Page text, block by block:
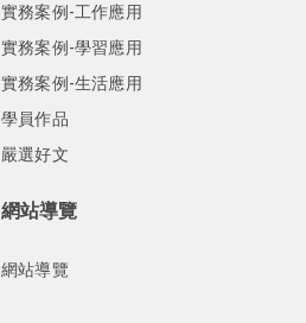
實務案例-工作應用
實務案例-學習應用
實務案例-生活應用
學員作品
嚴選好文
網站導覽
網站導覽